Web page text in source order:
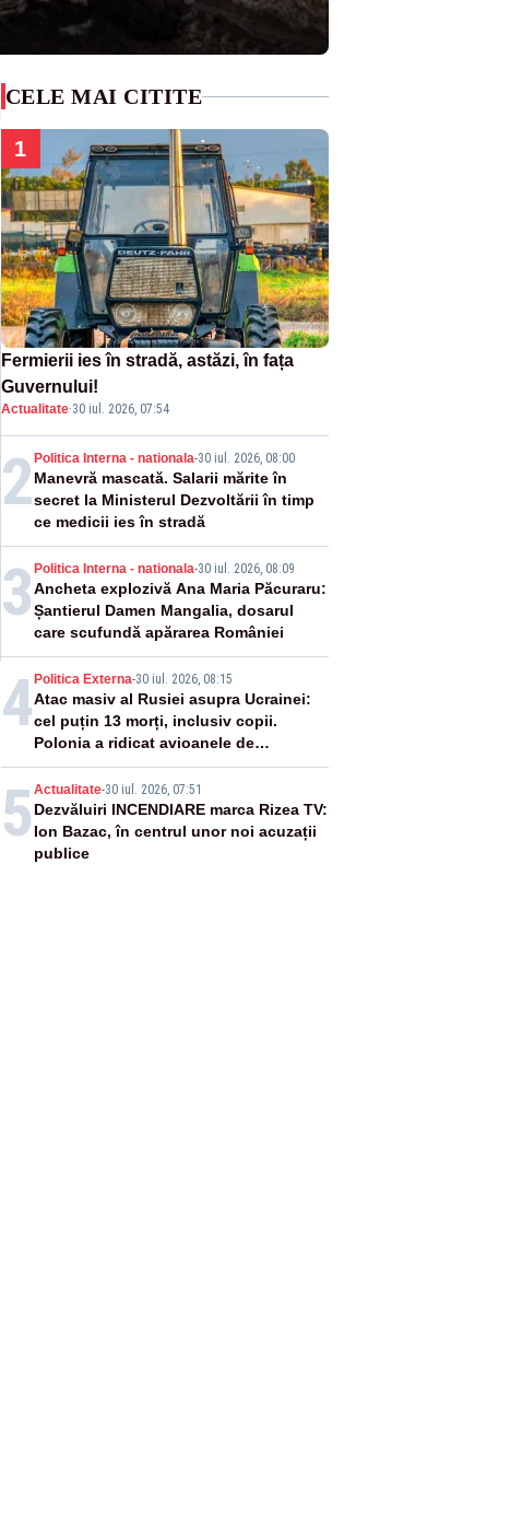
CELE MAI CITITE
1
Fermierii ies în stradă, astăzi, în fața
Guvernului!
Actualitate·30 iul. 2026, 07:54
2 Politica Interna - nationala-30 iul. 2026, 08:00
Manevră mascată. Salarii mărite în
secret la Ministerul Dezvoltării în timp
ce medicii ies în stradă
3 Politica Interna - nationala-30 iul. 2026, 08:09
Ancheta explozivă Ana Maria Păcuraru:
Șantierul Damen Mangalia, dosarul
care scufundă apărarea României
4 Politica Externa-30 iul. 2026, 08:15
Atac masiv al Rusiei asupra Ucrainei:
cel puțin 13 morți, inclusiv copii.
Polonia a ridicat avioanele de
vânătoare
5 Actualitate-30 iul. 2026, 07:51
Dezvăluiri INCENDIARE marca Rizea TV:
Ion Bazac, în centrul unor noi acuzații
publice